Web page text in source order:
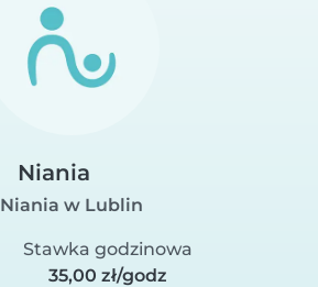
Niania
Niania w Lublin
Stawka godzinowa
35,00 zł/godz